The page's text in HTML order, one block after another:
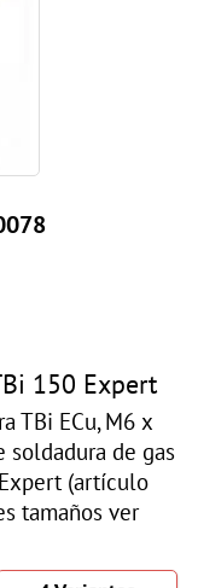
150 Expert
TBi ECu, M6 x
soldadura de gas
(artículo
tamaños ver